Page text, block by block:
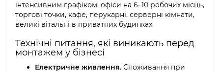
інтенсивним графіком: офіси на 6–10 робочих місць,
торгові точки, кафе, перукарні, серверні кімнати,
великі вітальні в приватних будинках.
Технічні питання, які виникають перед
монтажем у бізнесі
Електричне живлення. Споживання при